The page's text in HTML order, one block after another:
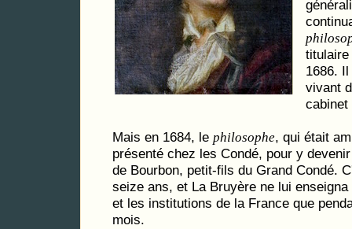
titulaire
1686.
vivant
cabinet
Mais en 1684, le philosophe, qui était
présenté chez les Condé, pour y
de Bourbon, petit-fils du Grand Condé.
seize ans, et La Bruyère ne lui
et les institutions de la France que
mois.